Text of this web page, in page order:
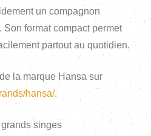
un compagnon
Son format compact permet
partout au quotidien.
la marque Hansa sur
hansa/.
singes